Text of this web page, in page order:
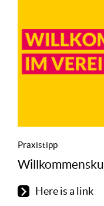
Praxistipp
Here is a link